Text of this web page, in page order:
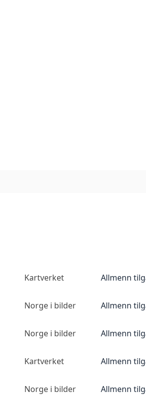
Kartverket Allmenn
Norge i bilder Allmenn
Norge i bilder Allmenn
Kartverket Allmenn
Norge i bilder Allmenn